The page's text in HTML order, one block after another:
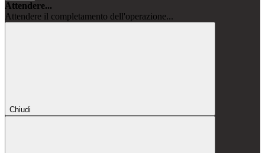
Attendere...
Attendere il completamento dell'operazione...
Chiudi